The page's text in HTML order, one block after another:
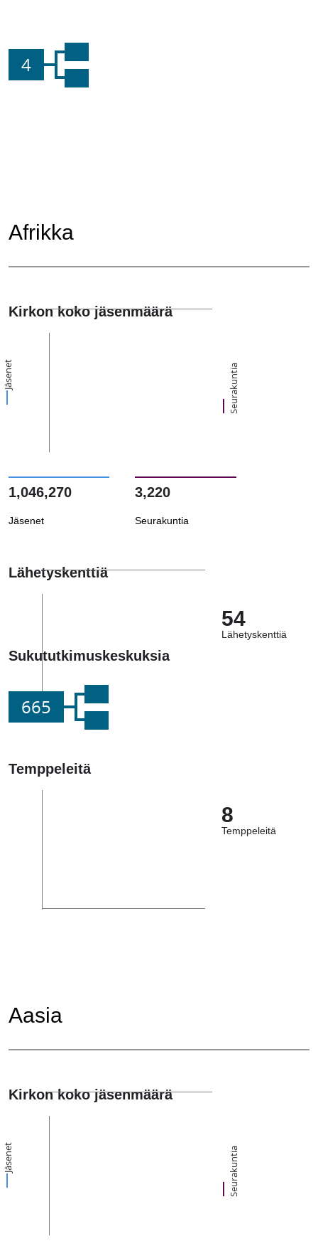
4
Afrikka
Kirkon koko jäsenmäärä
Jäsenet Seurakuntia
1,046,270
Jäsenet
3,220
Seurakuntia
Lähetyskenttiä
54
Lähetyskenttiä
Sukututkimuskeskuksia
665
Temppeleitä
8
Temppeleitä
Aasia
Kirkon koko jäsenmäärä
Jäsenet Seurakuntia